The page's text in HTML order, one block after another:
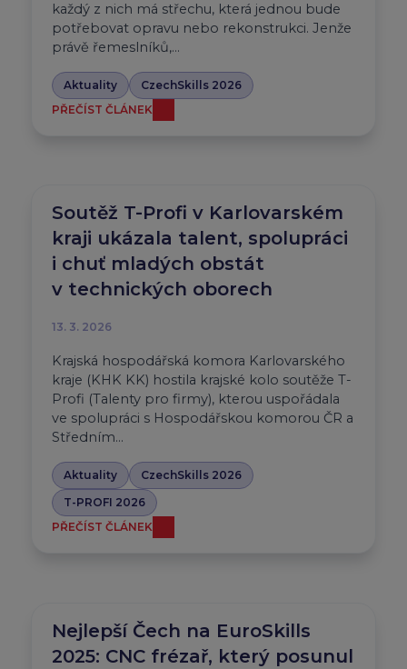
každý z nich má střechu, která jednou bude
potřebovat opravu nebo rekonstrukci. Jenže
právě řemeslníků,…
Aktuality
CzechSkills 2026
PŘEČÍST ČLÁNEK
Soutěž T-Profi v Karlovarském
kraji ukázala talent, spolupráci
i chuť mladých obstát
v technických oborech
13. 3. 2026
Krajská hospodářská komora Karlovarského
kraje (KHK KK) hostila krajské kolo soutěže T-
Profi (Talenty pro firmy), kterou uspořádala
ve spolupráci s Hospodářskou komorou ČR a
Středním…
Aktuality
CzechSkills 2026
T-PROFI 2026
PŘEČÍST ČLÁNEK
Nejlepší Čech na EuroSkills
2025: CNC frézař, který posunul